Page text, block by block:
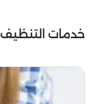
خدمات التنظيف